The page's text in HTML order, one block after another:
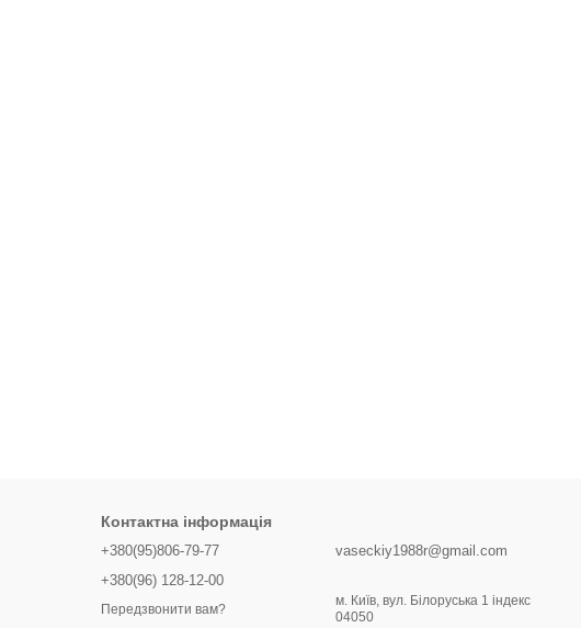
Контактна інформація
+380(95)806-79-77
+380(96) 128-12-00
Передзвонити вам?
vaseckiy1988r@gmail.com
м. Київ, вул. Білоруська 1 індекс
04050